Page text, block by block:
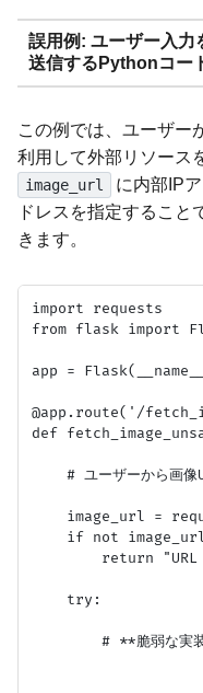
誤用例: ユーザー入力
送信するPythonコー
この例では、ユーザー
利用して外部リソース
image_url
に内部IP
ドレスを指定すること
きます。
import requests
from flask import
app =
@app.route('/
def
# ユーザーから画像
image_url =
if not
return
    try:
# **脆弱な実